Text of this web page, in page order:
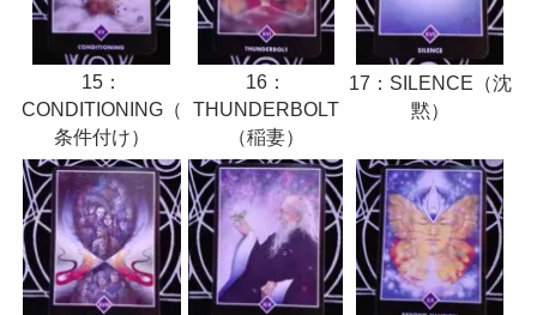
15：
CONDITIONING（
条件付け）
16：
THUNDERBOLT
（稲妻）
17：SILENCE（沈
黙）